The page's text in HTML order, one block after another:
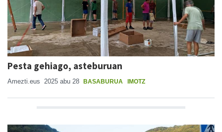
Pesta gehiago, asteburuan
Amezti.eus 2025 abu 28 BASABURUA IMOTZ